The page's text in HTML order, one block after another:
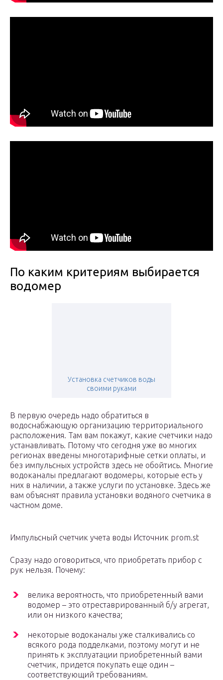
По каким критериям выбирается
водомер
Установка счетчиков воды
своими руками
В первую очередь надо обратиться в
водоснабжающую организацию территориального
расположения. Там вам покажут, какие счетчики надо
устанавливать. Потому что сегодня уже во многих
регионах введены многотарифные сетки оплаты, и
без импульсных устройств здесь не обойтись. Многие
водоканалы предлагают водомеры, которые есть у
них в наличии, а также услуги по установке. Здесь же
вам объяснят правила установки водяного счетчика в
частном доме.
Импульсный счетчик учета воды Источник prom.st
Сразу надо оговориться, что приобретать прибор с
рук нельзя. Почему:
велика вероятность, что приобретенный вами
водомер – это отреставрированный б/у агрегат,
или он низкого качества;
некоторые водоканалы уже сталкивались со
всякого рода подделками, поэтому могут и не
принять к эксплуатации приобретенный вами
счетчик, придется покупать еще один –
соответствующий требованиям.